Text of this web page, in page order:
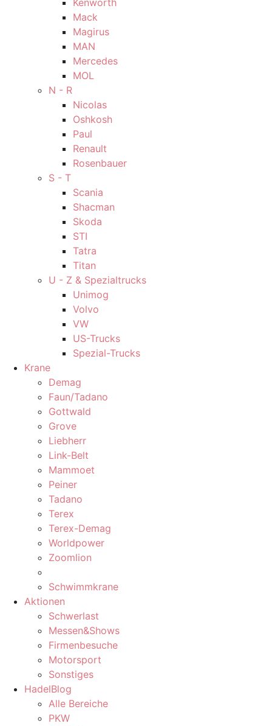
Kenworth
Mack
Magirus
MAN
Mercedes
MOL
N - R
Nicolas
Oshkosh
Paul
Renault
Rosenbauer
S - T
Scania
Shacman
Skoda
STI
Tatra
Titan
U - Z & Spezialtrucks
Unimog
Volvo
VW
US-Trucks
Spezial-Trucks
Krane
Demag
Faun/Tadano
Gottwald
Grove
Liebherr
Link-Belt
Mammoet
Peiner
Tadano
Terex
Terex-Demag
Worldpower
Zoomlion
Schwimmkrane
Aktionen
Schwerlast
Messen&Shows
Firmenbesuche
Motorsport
Sonstiges
HadelBlog
Alle Bereiche
PKW